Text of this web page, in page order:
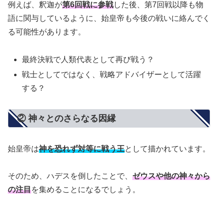
例えば、釈迦が第6回戦に参戦した後、第7回戦以降も物
語に関与しているように、始皇帝も今後の戦いに絡んでく
る可能性があります。
最終決戦で人類代表として再び戦う？
戦士としてではなく、戦略アドバイザーとして活躍
する？
② 神々とのさらなる因縁
始皇帝は神を恐れず対等に戦う王として描かれています。
そのため、ハデスを倒したことで、 ゼウスや他の神々から
の注目を集めることになるでしょう。